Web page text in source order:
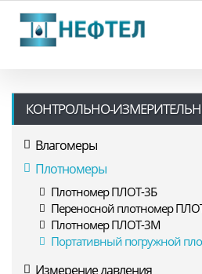
КОНТРОЛЬНО-
Влагомеры
Плотномеры
Плотномер ПЛОТ-3Б
Переносной плотномер
Плотномер ПЛОТ-3М
Портативный погружной
Измерение давления